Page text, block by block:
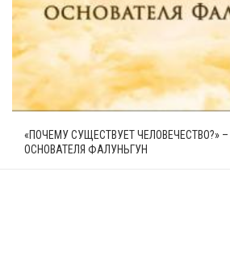
«ПОЧЕМУ СУЩЕСТВУЕТ ЧЕЛОВЕЧЕСТВО?»
ОСНОВАТЕЛЯ ФАЛУНЬГУН